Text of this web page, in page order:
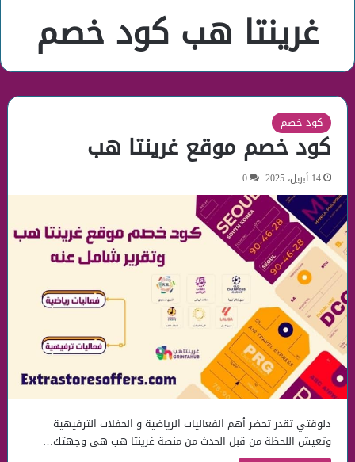
غرينتا هب كود خصم
كود خصم
كود خصم موقع غرينتا هب
14 أبريل، 2025 0
دلوقتي تقدر تحضر أهم الفعاليات الرياضية و الحفلات الترفيهية
وتعيش اللحظة من قبل الحدث من منصة غرينتا هب هي وجهتك…